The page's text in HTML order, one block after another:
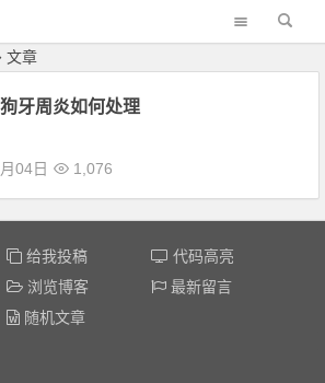
文章
牙周炎如何处理
04日 1,076
给我投稿
代码高亮
浏览博客
最新留言
随机文章